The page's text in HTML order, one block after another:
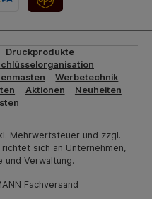
Druckprodukte
Werbetechnik
Aktionen
Neuheiten
Mehrwertsteuer und zzgl.
sich an Unternehmen,
und Verwaltung.
Fachversand